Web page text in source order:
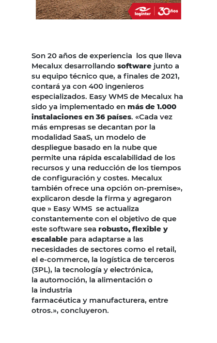
Son 20 años de experiencia los que lleva
Mecalux desarrollando software junto a
su equipo técnico que, a finales de 2021,
contará ya con 400 ingenieros
especializados. Easy WMS de Mecalux ha
sido ya implementado en más de 1.000
instalaciones en 36 países. «Cada vez
más empresas se decantan por la
modalidad SaaS, un modelo de
despliegue basado en la nube que
permite una rápida escalabilidad de los
recursos y una reducción de los tiempos
de configuración y costes. Mecalux
también ofrece una opción on-premise»,
explicaron desde la firma y agregaron
que » Easy WMS se actualiza
constantemente con el objetivo de que
este software sea robusto, flexible y
escalable para adaptarse a las
necesidades de sectores como el retail,
el e-commerce, la logística de terceros
(3PL), la tecnología y electrónica,
la automoción, la alimentación o
la industria
farmacéutica y manufacturera, entre
otros.», concluyeron.